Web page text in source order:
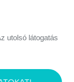
utolsó látogatás